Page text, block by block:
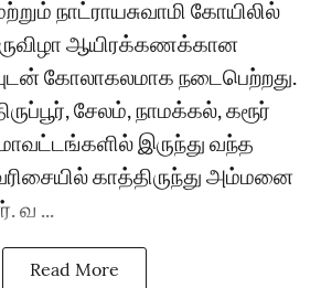
நாட்ராயசுவாமி கோயிலில்
ஆயிரக்கணக்கான
கோலாகலமாக நடைபெற்றது.
சேலம், நாமக்கல், கரூர்
இருந்து வந்த
காத்திருந்து அம்மனை
வ ...
Read More